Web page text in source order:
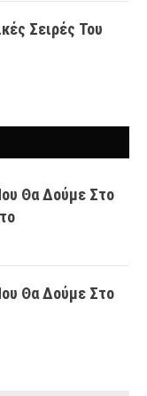
Σειρές Του
Θα Δούμε Στο
Θα Δούμε Στο